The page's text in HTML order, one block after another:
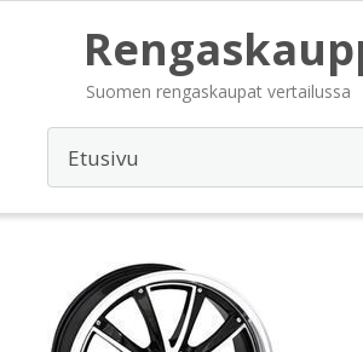
Suomen rengaskaupat vertailussa